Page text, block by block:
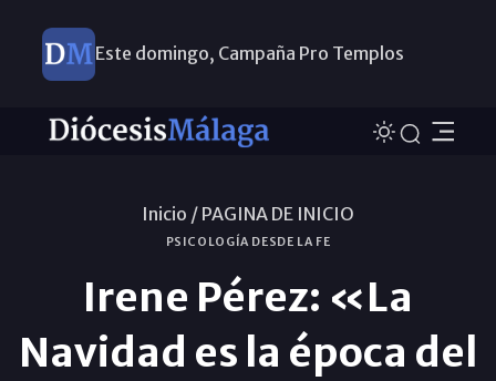
Este domingo, Campaña Pro Templos
Inicio / PAGINA DE INICIO
PSICOLOGÍA DESDE LA FE
Irene Pérez: «La
Navidad es la época del